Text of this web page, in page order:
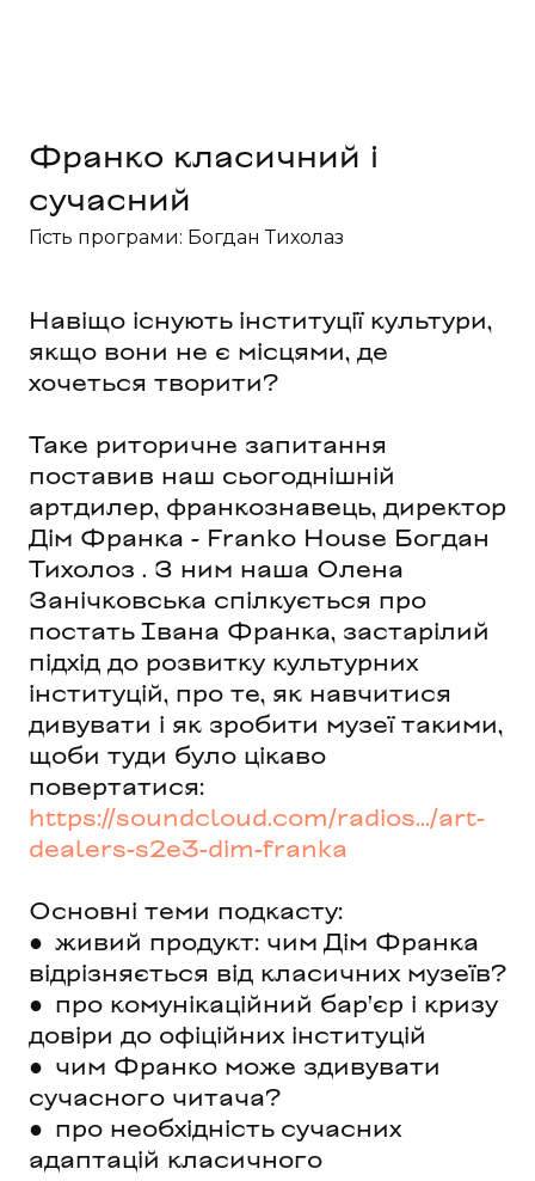
Франко класичний і
сучасний
Гість програми: Богдан Тихолаз
Навіщо існують інституції культури,
якщо вони не є місцями, де
хочеться творити?
Таке риторичне запитання
поставив наш сьогоднішній
артдилер, франкознавець, директор
Дім Франка - Franko House Богдан
Тихолоз . З ним наша Олена
Занічковська спілкується про
постать Івана Франка, застарілий
підхід до розвитку культурних
інституцій, про те, як навчитися
дивувати і як зробити музеї такими,
щоби туди було цікаво
повертатися:
https://soundcloud.com/radios.../art-
dealers-s2e3-dim-franka
Основні теми подкасту:
● живий продукт: чим Дім Франка
відрізняється від класичних музеїв?
● про комунікаційний бар'єр і кризу
довіри до офіційних інституцій
● чим Франко може здивувати
сучасного читача?
● про необхідність сучасних
адаптацій класичного